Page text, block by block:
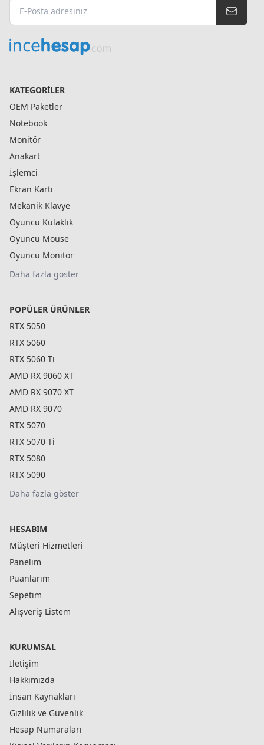
KATEGORILER
OEM Paketler
Notebook
Monitör
Anakart
İşlemci
Ekran Kartı
Mekanik Klavye
Oyuncu Kulaklık
Oyuncu Mouse
Oyuncu Monitör
Daha fazla göster
POPÜLER ÜRÜNLER
RTX 5050
RTX 5060
RTX 5060 Ti
AMD RX 9060 XT
AMD RX 9070 XT
AMD RX 9070
RTX 5070
RTX 5070 Ti
RTX 5080
RTX 5090
Daha fazla göster
HESABIM
Müşteri Hizmetleri
Panelim
Puanlarım
Sepetim
Alışveriş Listem
KURUMSAL
İletişim
Hakkımızda
İnsan Kaynakları
Gizlilik ve Güvenlik
Hesap Numaraları